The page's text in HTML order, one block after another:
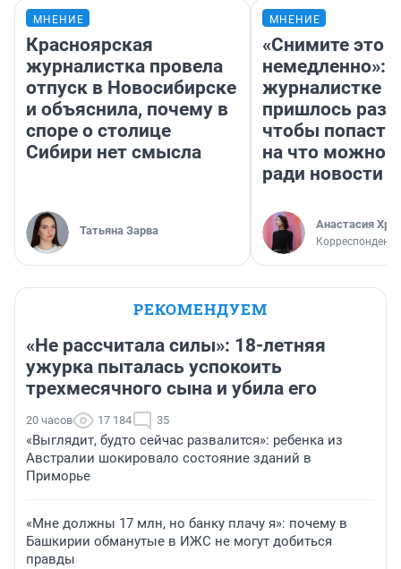
МНЕНИЕ
Красноярская
журналистка провела
отпуск в Новосибирске
и объяснила, почему в
споре о столице
Сибири нет смысла
Татьяна Зарва
МНЕНИЕ
«Снимите это
немедленно»:
журналистке
пришлось
чтобы попасть
на что можно
ради новости
Анастасия
Корреспондент
РЕКОМЕНДУЕМ
«Не рассчитала силы»: 18-летняя
ужурка пыталась успокоить
трехмесячного сына и убила его
20 часов 17 184 35
«Выглядит, будто сейчас развалится»: ребенка из
Австралии шокировало состояние зданий в
Приморье
«Мне должны 17 млн, но банку плачу я»: почему в
Башкирии обманутые в ИЖС не могут добиться
правды